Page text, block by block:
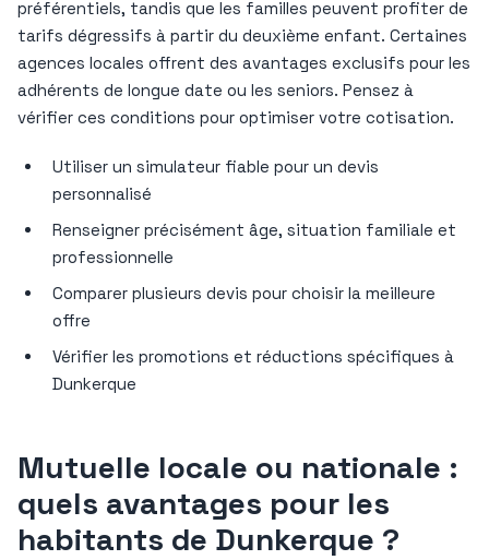
préférentiels, tandis que les familles peuvent profiter de
tarifs dégressifs à partir du deuxième enfant. Certaines
agences locales offrent des avantages exclusifs pour les
adhérents de longue date ou les seniors. Pensez à
vérifier ces conditions pour optimiser votre cotisation.
Utiliser un simulateur fiable pour un devis
personnalisé
Renseigner précisément âge, situation familiale et
professionnelle
Comparer plusieurs devis pour choisir la meilleure
offre
Vérifier les promotions et réductions spécifiques à
Dunkerque
Mutuelle locale ou nationale :
quels avantages pour les
habitants de Dunkerque ?